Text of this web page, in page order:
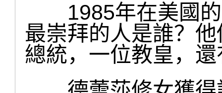
1985年在美國的
最崇拜的人是誰？
總統，一位教皇，